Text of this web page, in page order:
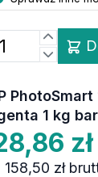
PhotoSmart
1 kg
zł
158,50 zł